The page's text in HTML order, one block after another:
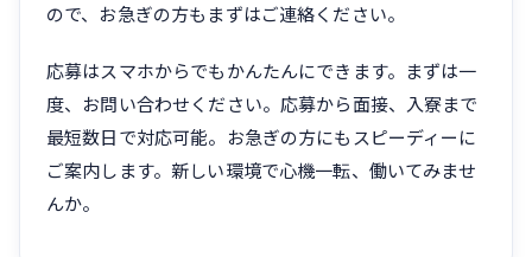
ので、お急ぎの方もまずはご連絡ください。
応募はスマホからでもかんたんにできます。まずは一
度、お問い合わせください。応募から面接、入寮まで
最短数日で対応可能。お急ぎの方にもスピーディーに
ご案内します。新しい環境で心機一転、働いてみませ
んか。